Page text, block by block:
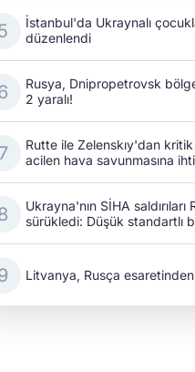
İstanbul'da Ukraynalı
düzenlendi
Rusya, Dnipropetrovsk
2 yaralı!
Rutte ile Zelenskıy'dan
acilen hava savunmasına
Ukrayna'nın SİHA
sürükledi: Düşük standartlı
Litvanya, Rusça